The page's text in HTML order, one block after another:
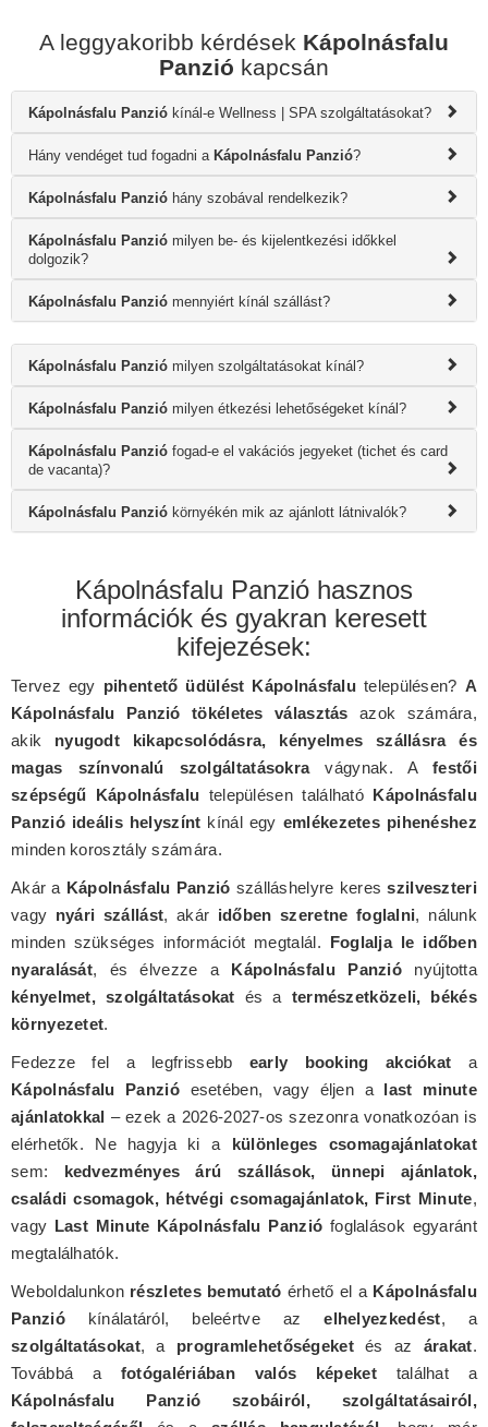
A leggyakoribb kérdések Kápolnásfalu
Panzió kapcsán
Kápolnásfalu Panzió kínál-e Wellness | SPA szolgáltatásokat?
Hány vendéget tud fogadni a Kápolnásfalu Panzió?
Kápolnásfalu Panzió hány szobával rendelkezik?
Kápolnásfalu Panzió milyen be- és kijelentkezési időkkel
dolgozik?
Kápolnásfalu Panzió mennyiért kínál szállást?
Kápolnásfalu Panzió milyen szolgáltatásokat kínál?
Kápolnásfalu Panzió milyen étkezési lehetőségeket kínál?
Kápolnásfalu Panzió fogad-e el vakációs jegyeket (tichet és card
de vacanta)?
Kápolnásfalu Panzió környékén mik az ajánlott látnivalók?
Kápolnásfalu Panzió hasznos
információk és gyakran keresett
kifejezések:
Tervez egy pihentető üdülést Kápolnásfalu településen? A
Kápolnásfalu Panzió tökéletes választás azok számára,
akik nyugodt kikapcsolódásra, kényelmes szállásra és
magas színvonalú szolgáltatásokravágynak. Afestői
szépségű Kápolnásfalu településen található Kápolnásfalu
Panzió ideális helyszínt kínál egy emlékezetes pihenéshez
minden korosztály számára.
Akár a Kápolnásfalu Panzió szálláshelyre keresszilveszteri
vagy nyári szállást, akár időben szeretne foglalni, nálunk
minden szükséges információt megtalál. Foglalja le időben
nyaralását, és élvezze a Kápolnásfalu Panzió nyújtotta
kényelmet, szolgáltatásokat és a természetközeli, békés
környezetet.
Fedezze fel a legfrissebb early booking akciókat a
Kápolnásfalu Panzióesetében, vagy éljen a last minute
ajánlatokkal – ezek a 2026-2027-os szezonra vonatkozóan is
elérhetők. Ne hagyja ki a különleges csomagajánlatokat
sem: kedvezményes árú szállások, ünnepi ajánlatok,
családi csomagok, hétvégi csomagajánlatok, First Minute,
vagy Last Minute Kápolnásfalu Panzió foglalások egyaránt
megtalálhatók.
Weboldalunkon részletes bemutató érhető el a Kápolnásfalu
Panziókínálatáról, beleértve azelhelyezkedést, a
szolgáltatásokat, a programlehetőségeketés az árakat.
Továbbá a fotógalériában valós képekettalálhat a
Kápolnásfalu Panzió szobáiról, szolgáltatásairól,